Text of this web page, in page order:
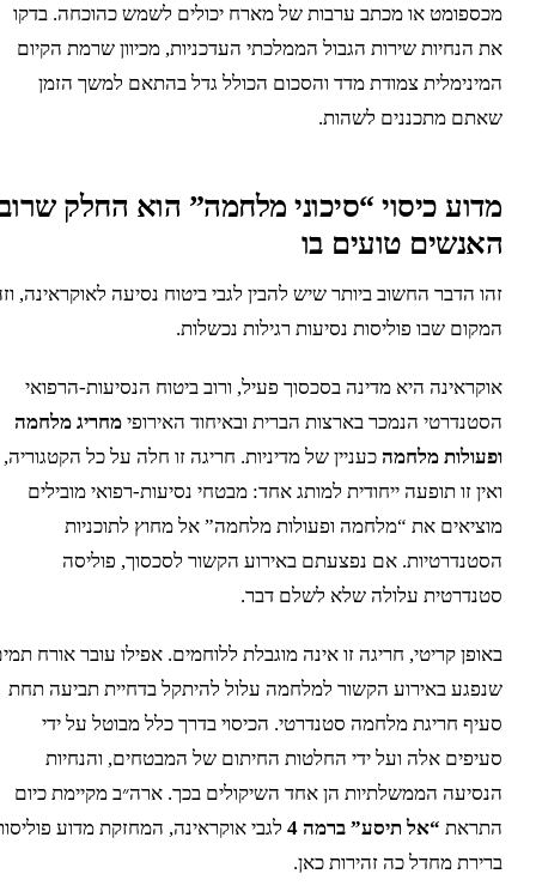
או מכתב ערבות של מארח יכולים לשמש כהוכחה. בדקו
הנחיות שירות הגבול הממלכתי העדכניות, מכיוון שרמת הקיום
צמודת מדד והסכום הכולל גדל בהתאם למשך הזמן
מתכננים לשהות.
כיסוי “סיכוני מלחמה” הוא החלק שרוב
טועים בו
הדבר החשוב ביותר שיש להבין לגבי ביטוח נסיעה לאוקראינה, וזהו
שבו פוליסות נסיעות רגילות נכשלות.
היא מדינה בסכסוך פעיל, ורוב ביטוח הנסיעות-הרפואי
הנמכר בארצות הברית ובאיחוד האירופימחריג מלחמה
מלחמהכעניין של מדיניות. חריגה זו חלה על כל הקטגוריה,
זו תופעה ייחודית למותג אחד: מבטחי נסיעות-רפואי מובילים
את “מלחמה ופעולות מלחמה” אל מחוץ לתוכניות
אם נפצעתם באירוע הקשור לסכסוך, פוליסה
עלולה שלא לשלם דבר.
קריטי, חריגה זו אינה מוגבלת ללוחמים. אפילו עובר אורח תמים
באירוע הקשור למלחמה עלול להיתקל בדחיית תביעה תחת
חריגת מלחמה סטנדרטי. הכיסוי בדרך כלל מבוטל על ידי
אלה ועל ידי החלטות החיתום של המבטחים, והנחיות
הממשלתיות הן אחד השיקולים בכך. ארה״ב מקיימת כיום
“אל תיסע” ברמה 4 לגבי אוקראינה, המחזקת מדוע פוליסות
מחדל כה זהירות כאן.